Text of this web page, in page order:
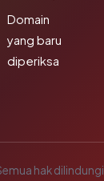
Domain
yang baru
diperiksa
hak dilindungi.